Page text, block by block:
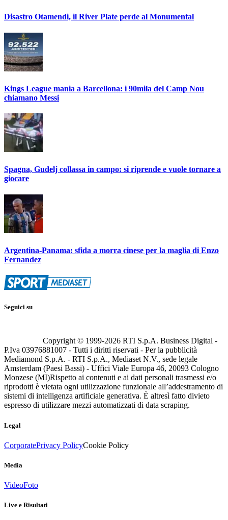
Disastro Otamendi, il River Plate perde al Monumental
Kings League mania a Barcellona: i 90mila del Camp Nou
chiamano Messi
Spagna, Gudelj collassa in campo: si riprende e vuole tornare a
giocare
Argentina-Panama: sfida a morra cinese per la maglia di Enzo
Fernandez
Seguici su
Copyright © 1999-2026 RTI S.p.A. Business Digital -
P.Iva 03976881007 - Tutti i diritti riservati - Per la pubblicità
Mediamond S.p.A. - RTI S.p.A., Mediaset N.V., sede legale
Amsterdam (Paesi Bassi) - Uffici Viale Europa 46, 20093 Cologno
Monzese (MI)Rispetto ai contenuti e ai dati personali trasmessi e/o
riprodotti è vietata ogni utilizzazione funzionale all’addestramento di
sistemi di intelligenza artificiale generativa. È altresì fatto divieto
espresso di utilizzare mezzi automatizzati di data scraping.
Legal
CorporatePrivacy PolicyCookie Policy
Media
VideoFoto
Live e Risultati